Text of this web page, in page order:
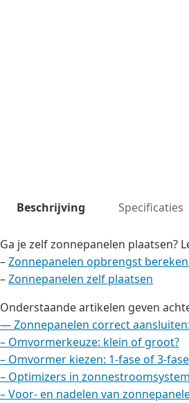
Beschrijving Specificaties
Ga je zelf zonnepanelen plaatsen?
–Zonnepanelen opbrengst
–Zonnepanelen zelf plaatsen
Onderstaande artikelen geven
—Zonnepanelen correct
– Omvormerkeuze: klein of groot?
– Omvormer kiezen: 1-fase of 3-
– Optimizers in
–Voor- en nadelen van